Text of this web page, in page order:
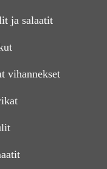
ja salaatit
vihannekset